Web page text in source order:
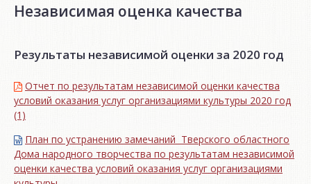
Независимая оценка качества
Результаты независимой оценки за 2020 год
Отчет по результатам независимой оценки качества
условий оказания услуг организациями культуры 2020 год
(1)
План по устранению замечаний Тверского областного
Дома народного творчества по результатам независимой
оценки качества условий оказания услуг организациями